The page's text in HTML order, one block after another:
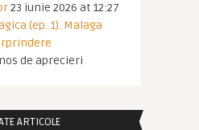
23 iunie 2026 at 12:27
(ep. 1). Malaga
de aprecieri
ARTICOLE